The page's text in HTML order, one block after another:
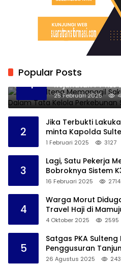
Popular Posts
1
Kejati Sulteng
Kejahatan PT
Perkebunan
25 Februari 2025
2
Jika Terbukti
minta Kapolda
Bangkep
1 Februari 2025 3127
3
Lagi, Satu Pekerja
Bobroknya Sistem
Akan Lakukan Demo
16 Februari 2025 2714
4
Warga Morut
Travel Haji di
Ditaksir Capai Rp
4 Oktober 2025 2595
5
Satgas PKA
Penggusuran
Bagi Warga
26 Agustus 2025